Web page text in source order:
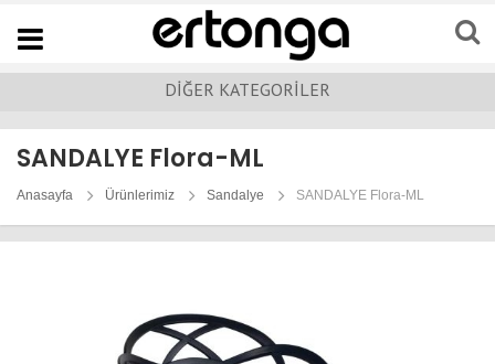
Navigation
DİĞER KATEGORİLER
SANDALYE Flora-ML
Anasayfa Ürünlerimiz Sandalye SANDALYE Flora-ML